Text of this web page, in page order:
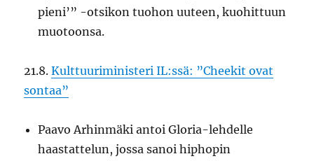
pieni’” -otsikon tuohon uuteen, kuohittuun
muotoonsa.
21.8.Kulttuuriministeri IL:ssä: ”Cheekit ovat
sontaa”
Paavo Arhinmäki antoi Gloria-lehdelle
haastattelun, jossa sanoi hiphopin